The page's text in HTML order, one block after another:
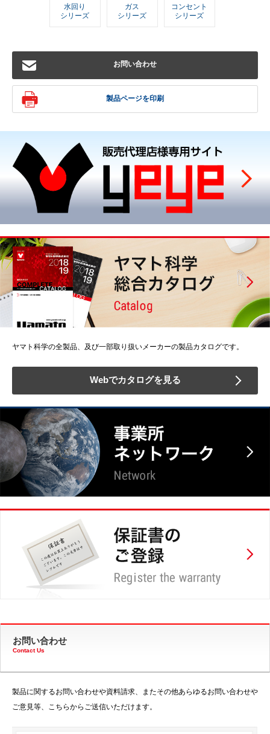
水回り
シリーズ
ガス
シリーズ
コンセント
シリーズ
お問い合わせ
製品ページを印刷
ヤマト科学の全製品、及び一部取り扱いメーカーの製品カタログです。
Webでカタログを見る
お問い合わせ
Contact Us
製品に関するお問い合わせや資料請求、またその他あらゆるお問い合わせや
ご意見等、こちらからご送信いただけます。